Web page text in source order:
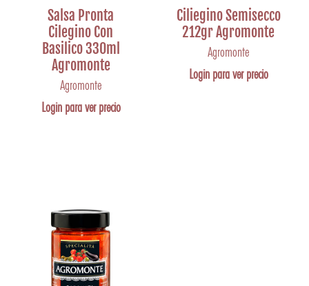
Salsa Pronta
Cilegino Con
Basilico 330ml
Agromonte
Agromonte
Login para ver precio
Ciliegino Semisecco
212gr Agromonte
Agromonte
Login para ver precio